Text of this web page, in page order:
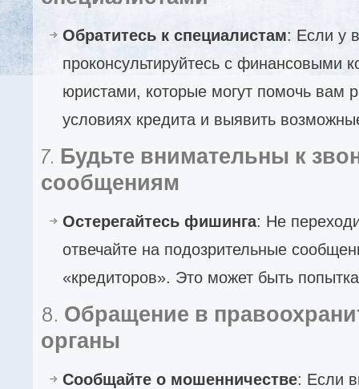
Обратитесь к специалистам: Если у
проконсультируйтесь с финансовыми
юристами, которые могут помочь вам
условиях кредита и выявить
7. Будьте внимательны к
сообщениям
Остерегайтесь фишинга: Не
отвечайте на подозрительные
«кредиторов». Это может быть
8. Обращение в
органы
Сообщайте о мошенничестве: Если